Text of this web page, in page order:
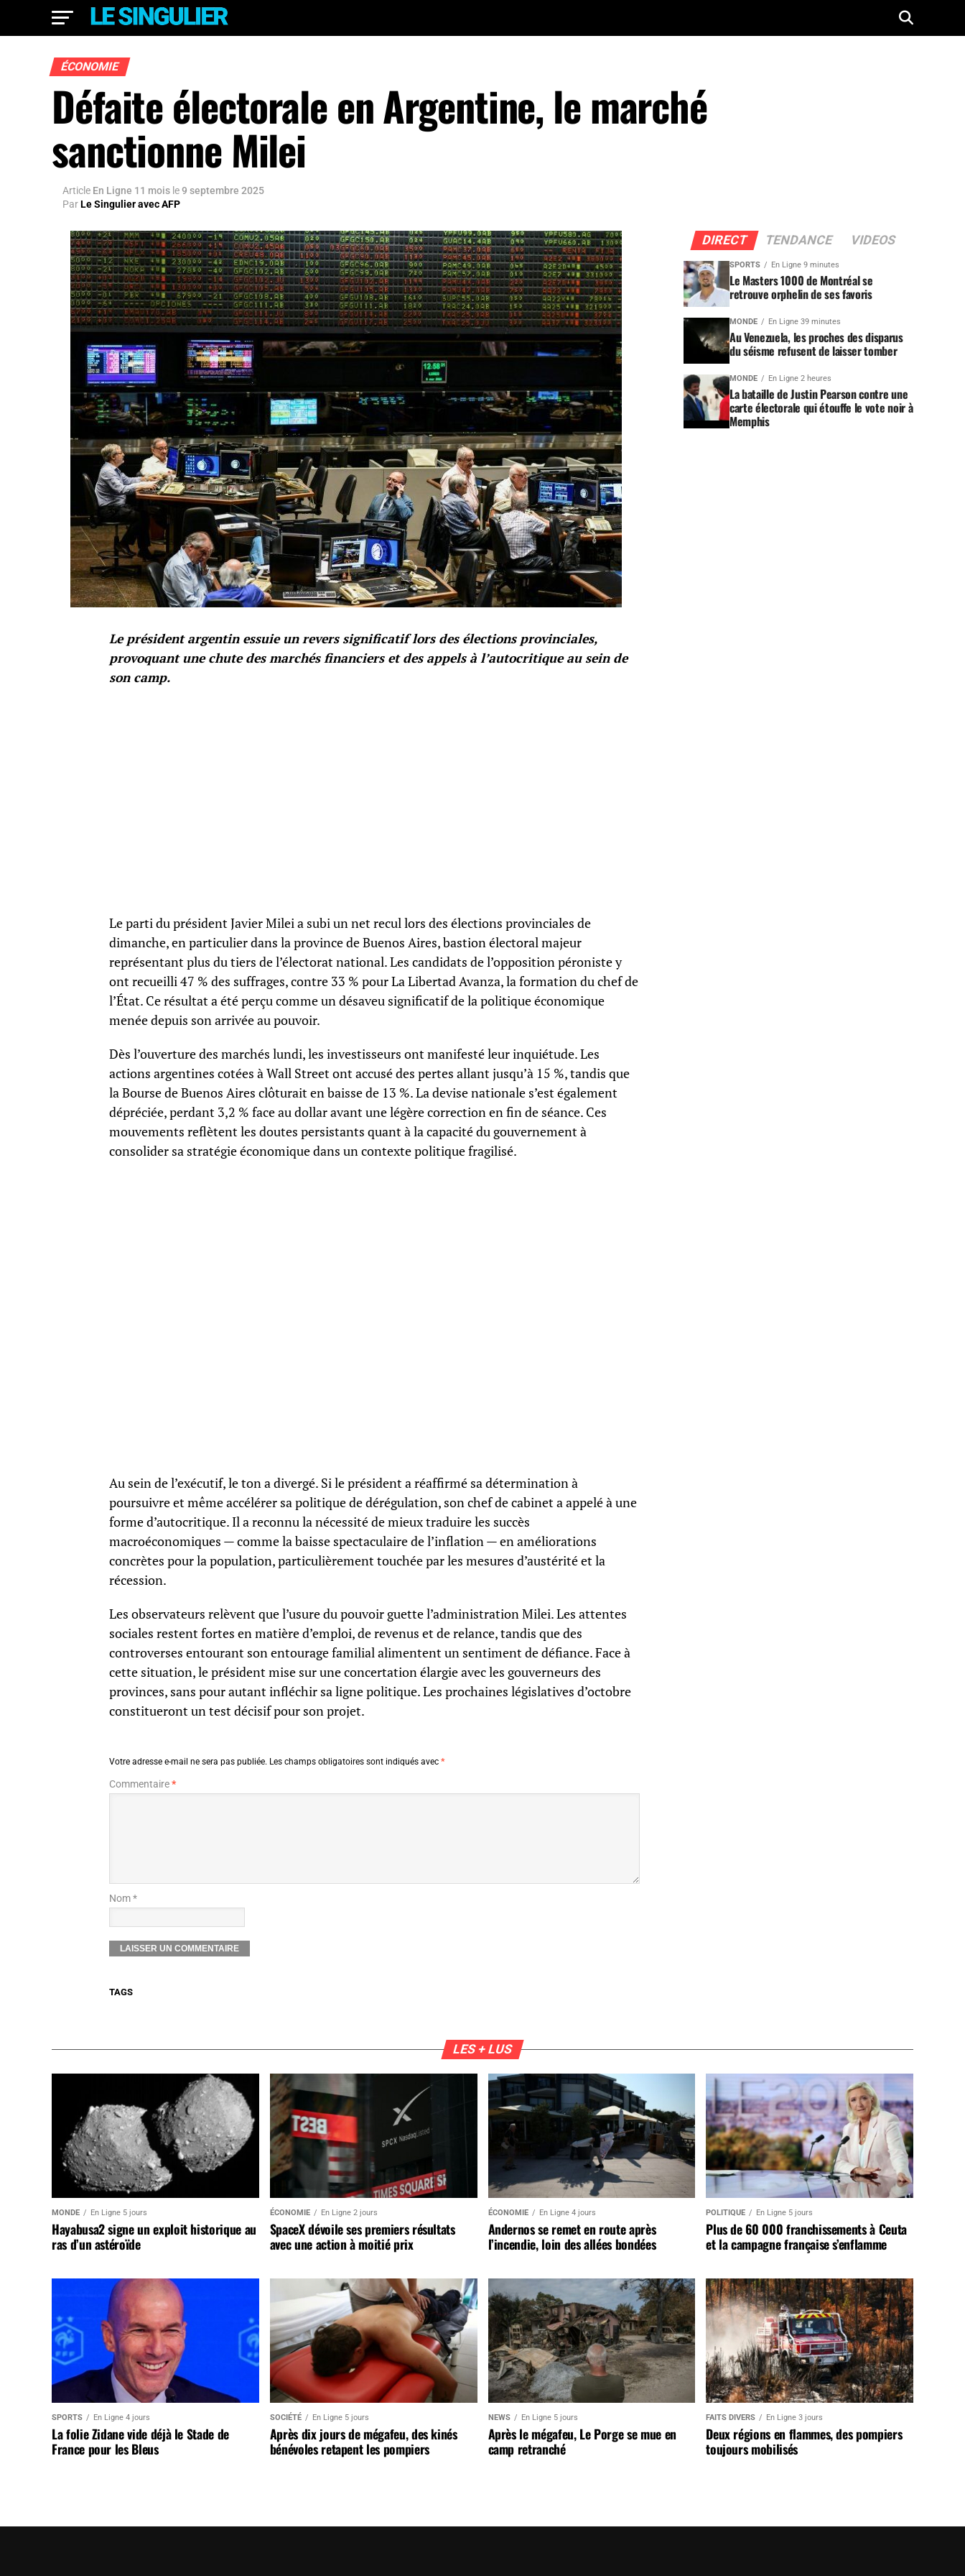
ÉCONOMIE
Défaite électorale en Argentine, le marché
sanctionne Milei
Article En Ligne 11 mois le9 septembre 2025
ParLe Singulier avec AFP
Le président argentin essuie un revers significatif lors des élections provinciales,
provoquant une chute des marchés financiers et des appels à l’autocritique au sein de
son camp.
Le parti du président Javier Milei a subi un net recul lors des élections provinciales de
dimanche, en particulier dans la province de Buenos Aires, bastion électoral majeur
représentant plus du tiers de l’électorat national. Les candidats de l’opposition péroniste y
ont recueilli 47 % des suffrages, contre 33 % pour La Libertad Avanza, la formation du chef de
l’État. Ce résultat a été perçu comme un désaveu significatif de la politique économique
menée depuis son arrivée au pouvoir.
Dès l’ouverture des marchés lundi, les investisseurs ont manifesté leur inquiétude. Les
actions argentines cotées à Wall Street ont accusé des pertes allant jusqu’à 15 %, tandis que
la Bourse de Buenos Aires clôturait en baisse de 13 %. La devise nationale s’est également
dépréciée, perdant 3,2 % face au dollar avant une légère correction en fin de séance. Ces
mouvements reflètent les doutes persistants quant à la capacité du gouvernement à
consolider sa stratégie économique dans un contexte politique fragilisé.
Au sein de l’exécutif, le ton a divergé. Si le président a réaffirmé sa détermination à
poursuivre et même accélérer sa politique de dérégulation, son chef de cabinet a appelé à une
forme d’autocritique. Il a reconnu la nécessité de mieux traduire les succès
macroéconomiques — comme la baisse spectaculaire de l’inflation — en améliorations
concrètes pour la population, particulièrement touchée par les mesures d’austérité et la
récession.
Les observateurs relèvent que l’usure du pouvoir guette l’administration Milei. Les attentes
sociales restent fortes en matière d’emploi, de revenus et de relance, tandis que des
controverses entourant son entourage familial alimentent un sentiment de défiance. Face à
cette situation, le président mise sur une concertation élargie avec les gouverneurs des
provinces, sans pour autant infléchir sa ligne politique. Les prochaines législatives d’octobre
constitueront un test décisif pour son projet.
Votre adresse e-mail ne sera pas publiée. Les champs obligatoires sont indiqués avec *
Commentaire*
Nom *
TAGS
DIRECT TENDANCE VIDEOS
SPORTS En Ligne 9 minutes
Le Masters 1000 de Montréal se
retrouve orphelin de ses favoris
MONDE En Ligne 39 minutes
Au Venezuela, les proches des disparus
du séisme refusent de laisser tomber
MONDE En Ligne 2 heures
La bataille de Justin Pearson contre une
carte électorale qui étouffe le vote noir à
Memphis
LES + LUS
MONDE En Ligne 5 jours
Hayabusa2 signe un exploit historique au
ras d’un astéroïde
ÉCONOMIE En Ligne 2 jours
SpaceX dévoile ses premiers résultats
avec une action à moitié prix
ÉCONOMIE En Ligne 4 jours
Andernos se remet en route après
l’incendie, loin des allées bondées
POLITIQUE En Ligne 5 jours
Plus de 60 000 franchissements à Ceuta
et la campagne française s’enflamme
SPORTS En Ligne 4 jours
La folie Zidane vide déjà le Stade de
France pour les Bleus
SOCIÉTÉ En Ligne 5 jours
Après dix jours de mégafeu, des kinés
bénévoles retapent les pompiers
NEWS En Ligne 5 jours
Après le mégafeu, Le Porge se mue en
camp retranché
FAITS DIVERS En Ligne 3 jours
Deux régions en flammes, des pompiers
toujours mobilisés